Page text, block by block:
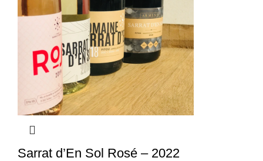
Sarrat d’En Sol Rosé – 2022